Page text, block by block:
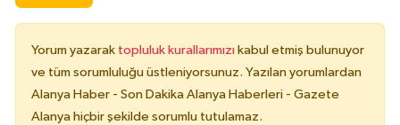
Yorum yazarak topluluk kurallarımızı kabul etmiş bulunuyor
ve tüm sorumluluğu üstleniyorsunuz. Yazılan yorumlardan
Alanya Haber - Son Dakika Alanya Haberleri - Gazete
Alanya hiçbir şekilde sorumlu tutulamaz.